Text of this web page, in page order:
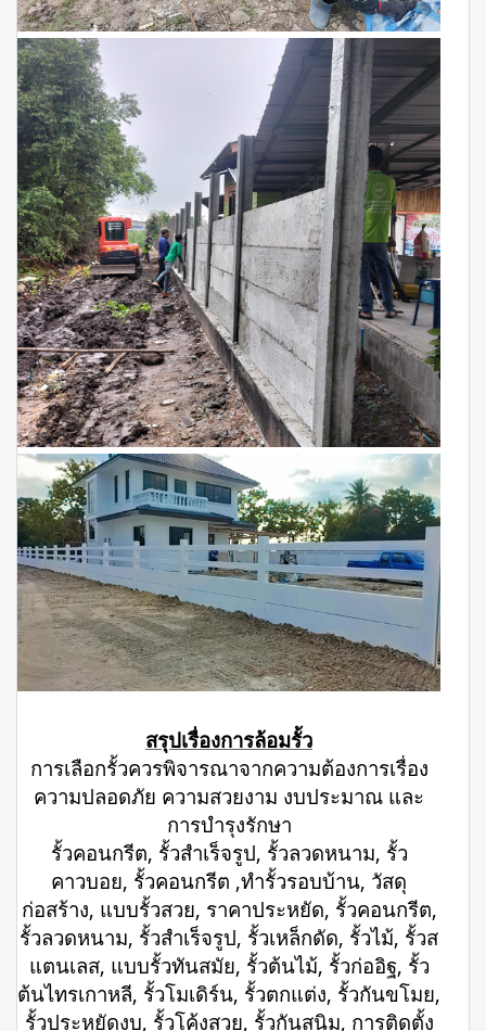
สรุปเรื่องการล้อมรั้ว
การเลือกรั้วควรพิจารณาจากความต้องการเรื่อง
ความปลอดภัย ความสวยงาม งบประมาณ และ
การบำรุงรักษา
รั้วคอนกรีต, รั้วสำเร็จรูป, รั้วลวดหนาม, รั้ว
คาวบอย, รั้วคอนกรีต ,ทำรั้วรอบบ้าน, วัสดุ
ก่อสร้าง, แบบรั้วสวย, ราคาประหยัด, รั้วคอนกรีต,
รั้วลวดหนาม, รั้วสำเร็จรูป, รั้วเหล็กดัด, รั้วไม้, รั้วส
แตนเลส, แบบรั้วทันสมัย, รั้วต้นไม้, รั้วก่ออิฐ, รั้ว
ต้นไทรเกาหลี, รั้วโมเดิร์น, รั้วตกแต่ง, รั้วกันขโมย,
รั้วประหยัดงบ, รั้วโค้งสวย, รั้วกันสนิม, การติดตั้ง